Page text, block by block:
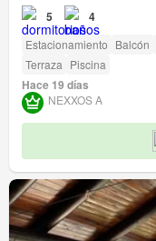
5 4
Estacionamiento Balcón
Terraza Piscina
Hace 19 días
NEXXOS A